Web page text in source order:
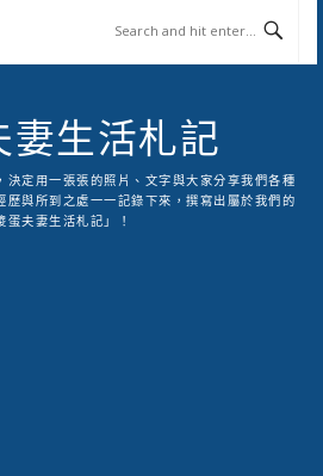
妻生活札記
決定用一張張的照片、文字與大家分享我們各種
歷與所到之處一一記錄下來，撰寫出屬於我們的
蛋夫妻生活札記」！